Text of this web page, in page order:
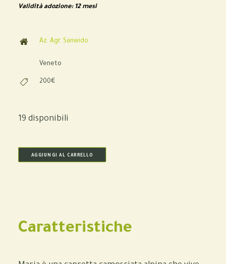
Validità adozione:12 mesi
Az. Agr. Sanwido
Veneto
200€
19 disponibili
AGGIUNGI AL CARRELLO
Caratteristiche